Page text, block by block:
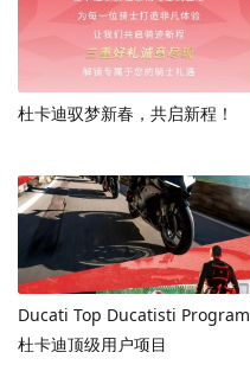
杜卡迪驭梦新春，共启新程！
Ducati Top Ducatisti Program
杜卡迪顶级用户项目